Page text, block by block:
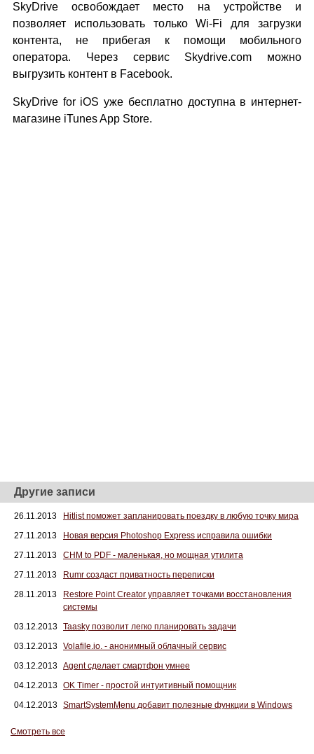
SkyDrive освобождает место на устройстве и
позволяет использовать только Wi-Fi для загрузки
контента, не прибегая к помощи мобильного
оператора. Через сервис Skydrive.com можно
выгрузить контент в Facebook.
SkyDrive for iOS уже бесплатно доступна в интернет-
магазине iTunes App Store.
Другие записи
26.11.2013
Hitlist поможет запланировать поездку в любую точку мира
27.11.2013
Новая версия Photoshop Express исправила ошибки
27.11.2013
CHM to PDF - маленькая, но мощная утилита
27.11.2013
Rumr создаст приватность переписки
28.11.2013
Restore Point Creator управляет точками восстановления
системы
03.12.2013 Taasky позволит легко планировать задачи
03.12.2013 Volafile.io. - анонимный облачный сервис
03.12.2013 Agent сделает смартфон умнее
04.12.2013 OK Timer - простой интуитивный помощник
04.12.2013 SmartSystemMenu добавит полезные функции в Windows
Смотреть все